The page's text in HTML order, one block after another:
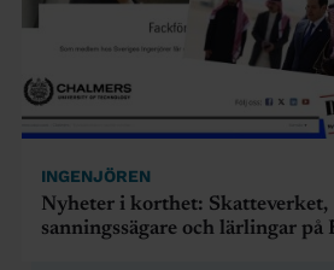
INGENJÖREN
Nyheter i korthet: Skatteverket,
sanningssägare och lärlingar på